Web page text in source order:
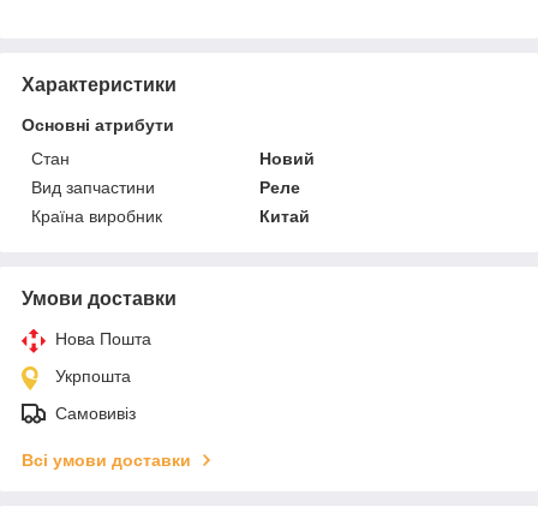
Характеристики
Основні атрибути
Стан
Новий
Вид запчастини
Реле
Країна виробник
Китай
Умови доставки
Нова Пошта
Укрпошта
Самовивіз
Всі умови доставки